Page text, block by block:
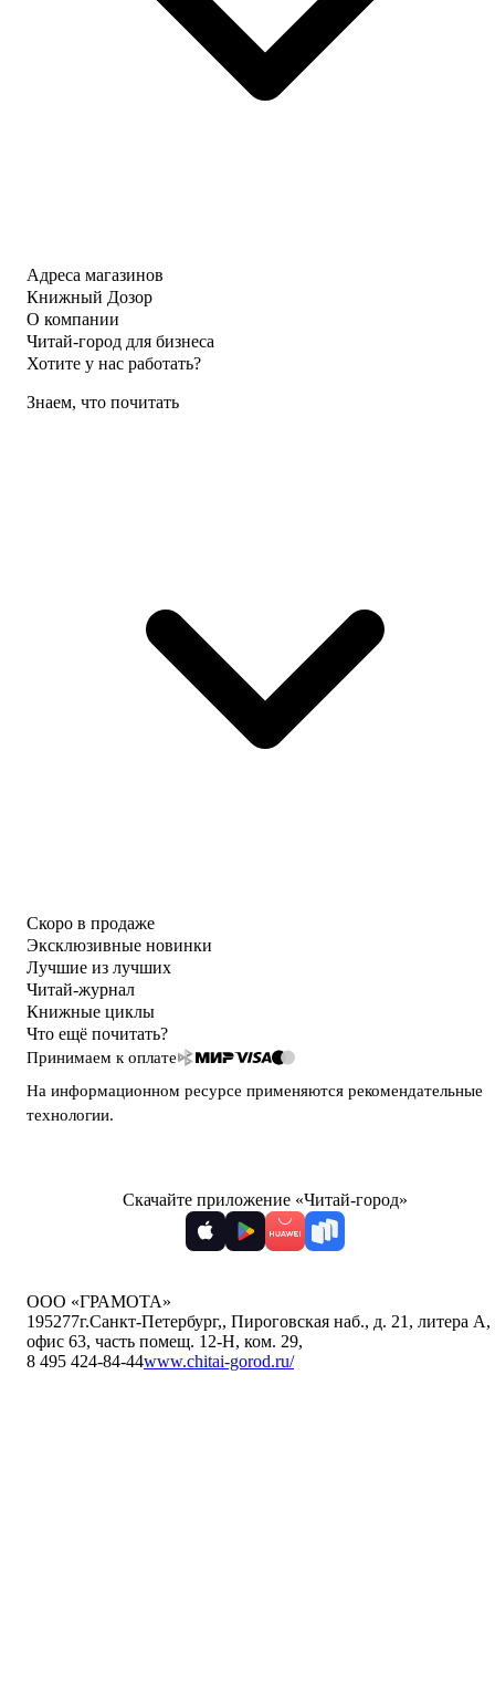
Адреса магазинов
Книжный Дозор
О компании
Читай-город для бизнеса
Хотите у нас работать?
Знаем, что почитать
Скоро в продаже
Эксклюзивные новинки
Лучшие из лучших
Читай-журнал
Книжные циклы
Что ещё почитать?
Принимаем к оплате
На информационном ресурсе применяются рекомендательные
технологии.
Скачайте приложение «Читай-город»
ООО «ГРАМОТА»
195277г.Санкт-Петербург,, Пироговская наб., д. 21, литера А,
офис 63, часть помещ. 12-Н, ком. 29,
8 495 424-84-44www.chitai-gorod.ru/